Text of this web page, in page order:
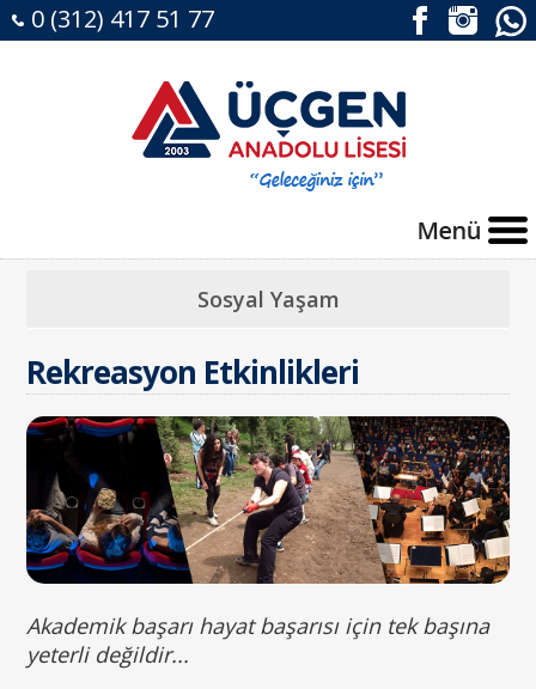
0 (312) 417 51 77
Sosyal Yaşam
Rekreasyon Etkinlikleri
Akademik başarı hayat başarısı için tek başına
yeterli değildir...